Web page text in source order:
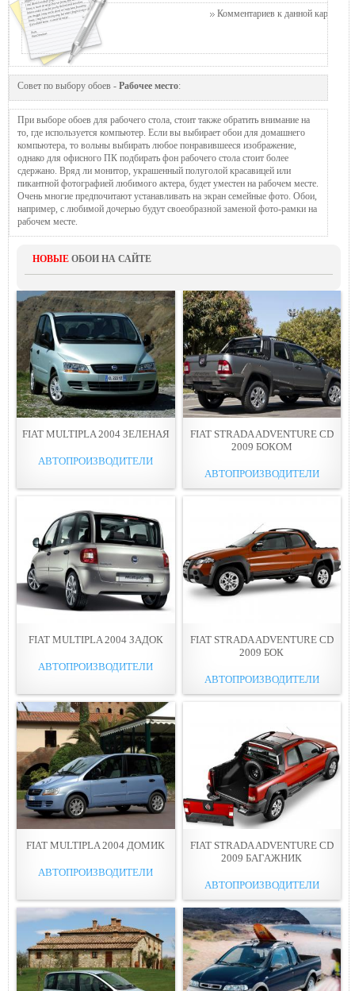
Комментариев к данной картинке
Совет по выбору обоев - Рабочее место:
При выборе обоев для рабочего стола, стоит также обратить внимание на
то, где используется компьютер. Если вы выбирает обои для домашнего
компьютера, то вольны выбирать любое понравившееся изображение,
однако для офисного ПК подбирать фон рабочего стола стоит более
сдержано. Вряд ли монитор, украшенный полуголой красавицей или
пикантной фотографией любимого актера, будет уместен на рабочем месте.
Очень многие предпочитают устанавливать на экран семейные фото. Обои,
например, с любимой дочерью будут своеобразной заменой фото-рамки на
рабочем месте.
НОВЫЕ ОБОИ НА САЙТЕ
FIAT MULTIPLA 2004 ЗЕЛЕНАЯ
АВТОПРОИЗВОДИТЕЛИ
FIAT STRADA ADVENTURE CD
2009 БОКОМ
АВТОПРОИЗВОДИТЕЛИ
FIAT MULTIPLA 2004 ЗАДОК
АВТОПРОИЗВОДИТЕЛИ
FIAT STRADA ADVENTURE CD
2009 БОК
АВТОПРОИЗВОДИТЕЛИ
FIAT MULTIPLA 2004 ДОМИК
АВТОПРОИЗВОДИТЕЛИ
FIAT STRADA ADVENTURE CD
2009 БАГАЖНИК
АВТОПРОИЗВОДИТЕЛИ